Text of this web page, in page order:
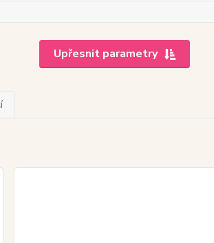
Upřesnit parametry